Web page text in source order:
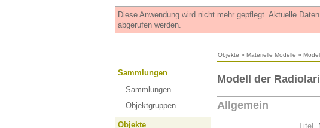
Diese Anwendung wird nicht mehr gepflegt. Aktuelle
abgerufen werden.
Objekte » Materielle Modelle »
Sammlungen
Sammlungen
Objektgruppen
Objekte
Modell der
Allgemein
Titel